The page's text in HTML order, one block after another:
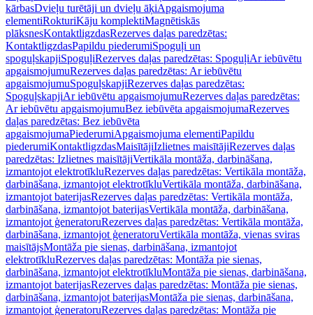
kārbasDvieļu turētāji un dvieļu āķiApgaismojuma
elementiRokturiKāju komplektiMagnētiskās
plāksnesKontaktligzdasRezerves daļas paredzētas:
KontaktligzdasPapildu piederumiSpoguļi un
spoguļskapjiSpoguļiRezerves daļas paredzētas: SpoguļiAr iebūvētu
apgaismojumuRezerves daļas paredzētas: Ar iebūvētu
apgaismojumuSpoguļskapjiRezerves daļas paredzētas:
SpoguļskapjiAr iebūvētu apgaismojumuRezerves daļas paredzētas:
Ar iebūvētu apgaismojumuBez iebūvēta apgaismojumaRezerves
daļas paredzētas: Bez iebūvēta
apgaismojumaPiederumiApgaismojuma elementiPapildu
piederumiKontaktligzdasMaisītājiIzlietnes maisītājiRezerves daļas
paredzētas: Izlietnes maisītājiVertikāla montāža, darbināšana,
izmantojot elektrotīkluRezerves daļas paredzētas: Vertikāla montāža,
darbināšana, izmantojot elektrotīkluVertikāla montāža, darbināšana,
izmantojot baterijasRezerves daļas paredzētas: Vertikāla montāža,
darbināšana, izmantojot baterijasVertikāla montāža, darbināšana,
izmantojot ģeneratoruRezerves daļas paredzētas: Vertikāla montāža,
darbināšana, izmantojot ģeneratoruVertikāla montāža, vienas sviras
maisītājsMontāža pie sienas, darbināšana, izmantojot
elektrotīkluRezerves daļas paredzētas: Montāža pie sienas,
darbināšana, izmantojot elektrotīkluMontāža pie sienas, darbināšana,
izmantojot baterijasRezerves daļas paredzētas: Montāža pie sienas,
darbināšana, izmantojot baterijasMontāža pie sienas, darbināšana,
izmantojot ģeneratoruRezerves daļas paredzētas: Montāža pie